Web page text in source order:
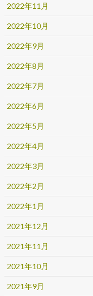
2022年11月
2022年10月
2022年9月
2022年8月
2022年7月
2022年6月
2022年5月
2022年4月
2022年3月
2022年2月
2022年1月
2021年12月
2021年11月
2021年10月
2021年9月